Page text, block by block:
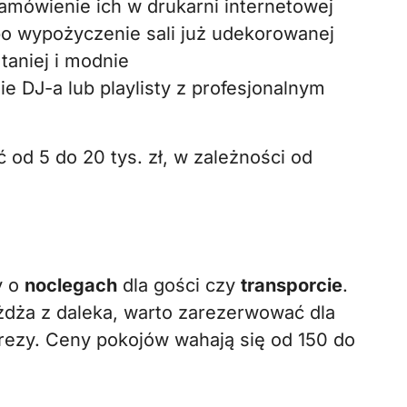
ich w drukarni internetowej
wypożyczenie sali już udekorowanej
i modnie
DJ-a lub playlisty z profesjonalnym
5 do 20 tys. zł, w zależności od
o noclegach dla gości czy transporcie.
z daleka, warto zarezerwować dla
Ceny pokojów wahają się od 150 do